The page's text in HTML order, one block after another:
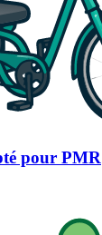
pour PMR